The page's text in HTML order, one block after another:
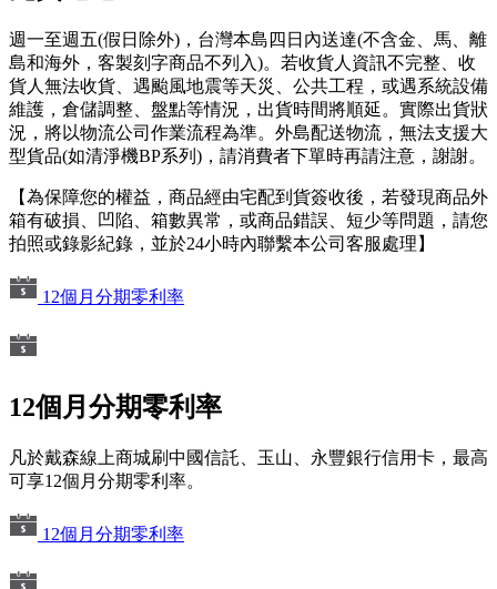
週一至週五(假日除外)，台灣本島四日內送達(不含金、馬、離
島和海外，客製刻字商品不列入)。若收貨人資訊不完整、收
貨人無法收貨、遇颱風地震等天災、公共工程，或遇系統設備
維護，倉儲調整、盤點等情況，出貨時間將順延。實際出貨狀
況，將以物流公司作業流程為準。外島配送物流，無法支援大
型貨品(如清淨機BP系列)，請消費者下單時再請注意，謝謝。
【為保障您的權益，商品經由宅配到貨簽收後，若發現商品外
箱有破損、凹陷、箱數異常，或商品錯誤、短少等問題，請您
拍照或錄影紀錄，並於24小時內聯繫本公司客服處理】
12個月分期零利率
12個月分期零利率
凡於戴森線上商城刷中國信託、玉山、永豐銀行信用卡，最高
可享12個月分期零利率。
12個月分期零利率